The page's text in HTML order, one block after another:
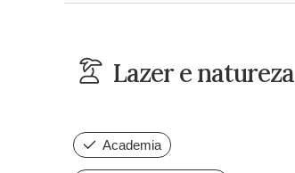
Lazer e natureza
Academia